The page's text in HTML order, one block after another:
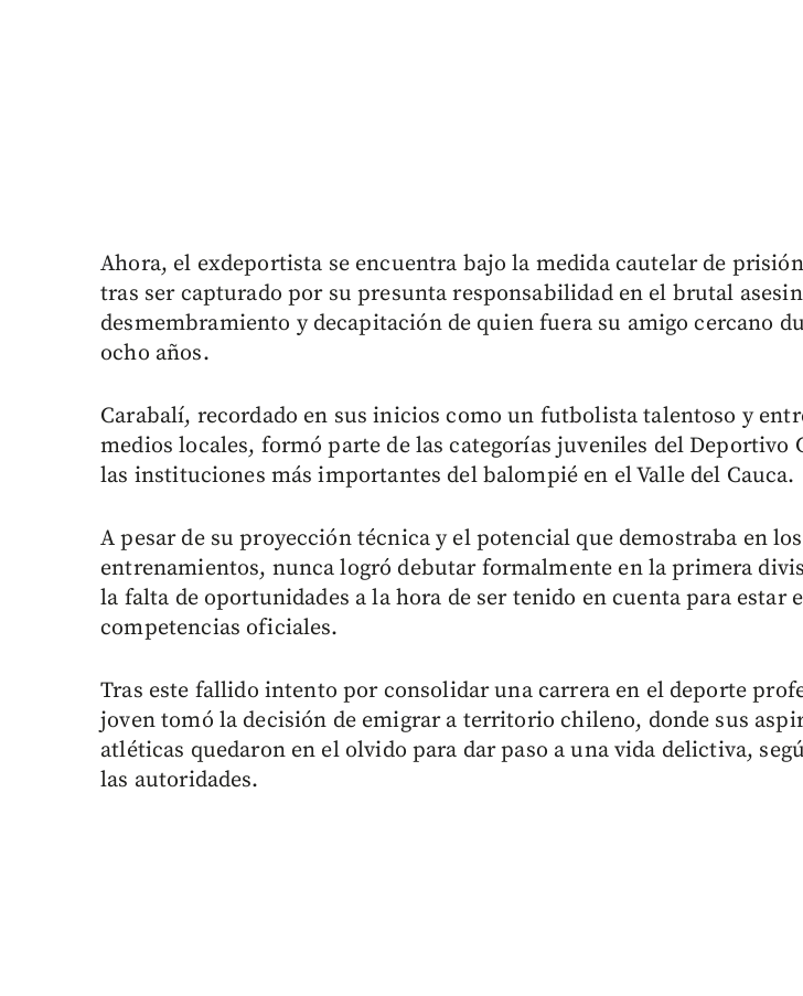
Ahora, el exdeportista se encuentra bajo la medida cautelar de
tras ser capturado por su presunta responsabilidad en el brutal
desmembramiento y decapitación de quien fuera su amigo cercano
ocho años.
Carabalí, recordado en sus inicios como un futbolista talentoso y
medios locales, formó parte de las categorías juveniles del Deportivo
las instituciones más importantes del balompié en el Valle del Cauca.
A pesar de su proyección técnica y el potencial que demostraba en los
entrenamientos, nunca logró debutar formalmente en la primera
la falta de oportunidades a la hora de ser tenido en cuenta para estar
competencias oficiales.
Tras este fallido intento por consolidar una carrera en el deporte
joven tomó la decisión de emigrar a territorio chileno, donde sus
atléticas quedaron en el olvido para dar paso a una vida delictiva,
las autoridades.